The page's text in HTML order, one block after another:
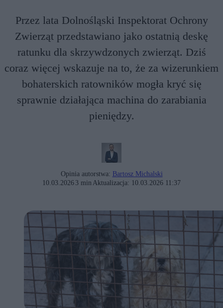
Przez lata Dolnośląski Inspektorat Ochrony
Zwierząt przedstawiano jako ostatnią deskę
ratunku dla skrzywdzonych zwierząt. Dziś
coraz więcej wskazuje na to, że za wizerunkiem
bohaterskich ratowników mogła kryć się
sprawnie działająca machina do zarabiania
pieniędzy.
Opinia autorstwa: Bartosz Michalski
10.03.2026 3 min Aktualizacja: 10.03.2026 11:37